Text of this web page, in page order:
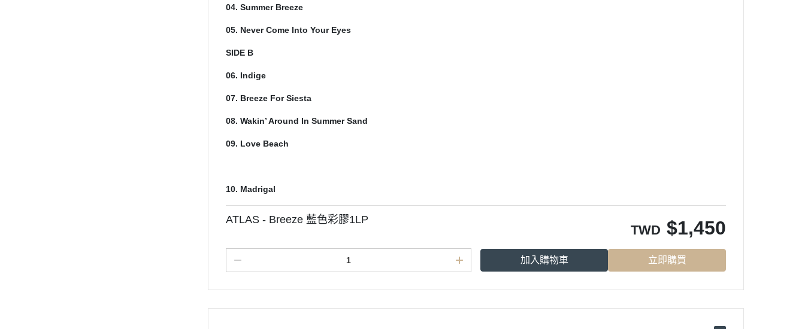
04. Summer Breeze
05. Never Come Into Your Eyes
SIDE B
06. Indige
07. Breeze For Siesta
08. Wakin’ Around In Summer Sand
09. Love Beach
10. Madrigal
ATLAS - Breeze 藍色彩膠1LP
TWD $1,450
加入購物車 立即購買